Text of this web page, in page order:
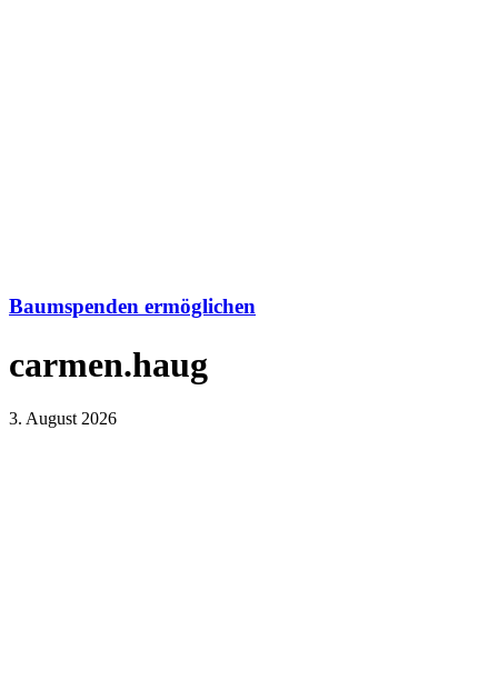
Baumspenden ermöglichen
carmen.haug
3. August 2026